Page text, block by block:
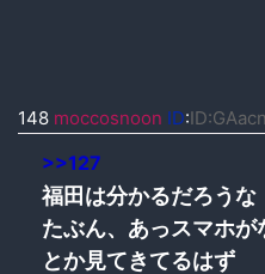
148 moccosnoon ID:
>>127
福田は分かるだろうな
たぶん、あっスマホ
とか見てきてるはず